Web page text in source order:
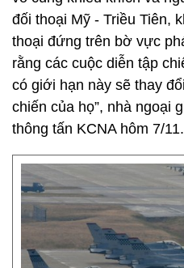
đối thoại Mỹ - Triều Tiên,
thoại đứng trên bờ vực
rằng các cuộc diễn tập
có giới hạn này sẽ thay
chiến của họ”, nhà ngoại
thông tấn KCNA hôm 7/11.